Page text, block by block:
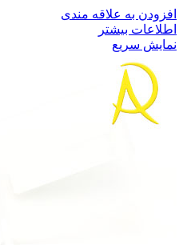
افزودن به علاقه مندی
اطلاعات بیشتر
نمایش سریع